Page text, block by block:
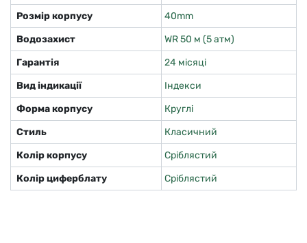
Розмір корпусу
40mm
Водозахист
WR 50 м (5 атм)
Гарантія
24 місяці
Вид індикації
Індекси
Форма корпусу
Круглі
Стиль
Класичний
Колір корпусу
Сріблястий
Колір циферблату
Сріблястий